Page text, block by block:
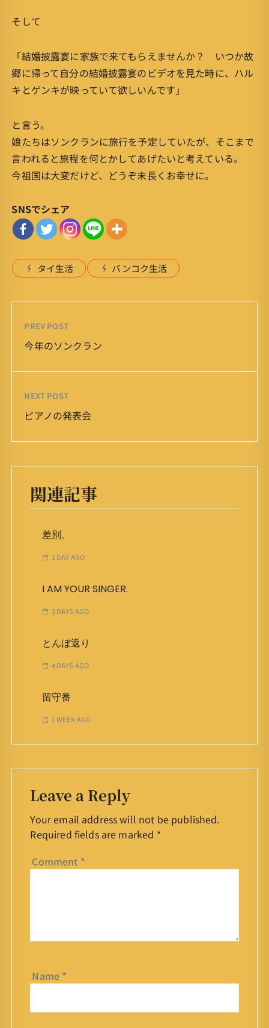
そして
「結婚披露宴に家族で来てもらえませんか？ いつか故
郷に帰って自分の結婚披露宴のビデオを見た時に、ハル
キとゲンキが映っていて欲しいんです」
と言う。
娘たちはソンクランに旅行を予定していたが、そこまで
言われると旅程を何とかしてあげたいと考えている。
今祖国は大変だけど、どうぞ末長くお幸せに。
SNSでシェア
タイ生活 バンコク生活
PREV POST
今年のソンクラン
NEXT POST
ピアノの発表会
関連記事
差別。
1 DAY AGO
I AM YOUR SINGER.
3 DAYS AGO
とんぼ返り
4 DAYS AGO
留守番
1 WEEK AGO
Leave a Reply
Your email address will not be published.
Required fields are marked *
Comment *
Name *